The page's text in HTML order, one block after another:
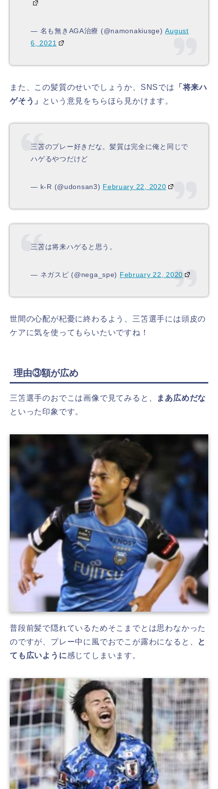
— 名も無きAGA治療 (@namonakiusge)August
6, 2021
また、この髪質のせいでしょうか、SNSでは
「将来ハ
ゲそう」
という意見をちらほら見かけます。
三苫のプレー好きだな。髪質は完全に俺と同じで
ハゲるやつだけど
— k-R (@udonsan3) February 22, 2020
三苫は将来ハゲると思う。
— ネガスピ (@nega_spe) February 22, 2020
世間の心配が杞憂に終わるよう、三笘選手には頭皮の
ケアに気を使ってもらいたいですね！
理由③額が広め
三笘選手のおでこは画像で見てみると、
まあ広めだな
といった印象です。
普段前髪で隠れているためそこまでとは思わなかった
のですが、プレー中に風でおでこが露わになると、 と
ても広いように感じてしまいます。